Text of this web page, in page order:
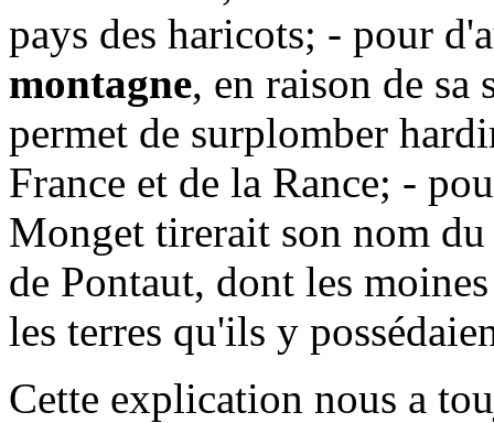
pays des haricots; - pour
montagne, en raison de
permet de surplomber
France et de la Rance; -
Monget tirerait son nom
de Pontaut, dont les
les terres qu'ils y
Cette explication nous a